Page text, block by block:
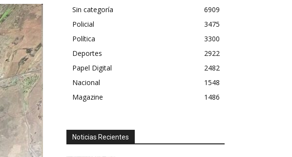
Sin categoría
6909
Policial
3475
Política
3300
Deportes
2922
Papel Digital
2482
Nacional
1548
Magazine
1486
Noticias Recientes